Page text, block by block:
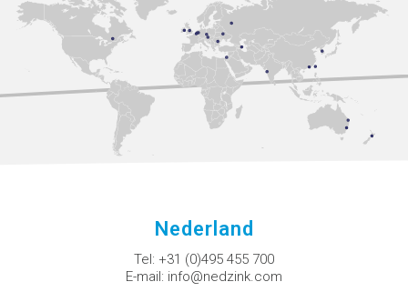
Nederland
Tel: +31 (0)495 455 700
E-mail: info@nedzink.com